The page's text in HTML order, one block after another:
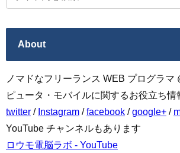
About
ノマドなフリーランス WEB プログラマ
ピュータ・モバイルに関するお役立ち情
twitter / Instagram /facebook /google+ /
YouTube チャンネルもあります
ロウモ電脳ラボ - YouTube